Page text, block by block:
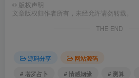
© 版权声明
文章版权归作者所有，未经允许请勿转载。
THE END
源码分享
网站源码
# 塔罗占卜
# 情感姻缘 # 测算